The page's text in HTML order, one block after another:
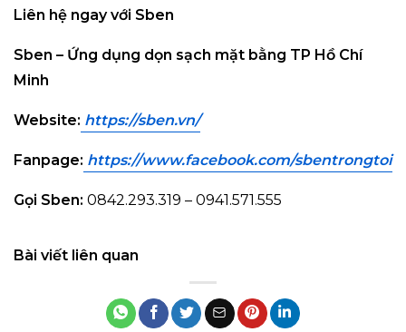
Liên hệ ngay với Sben
Sben – Ứng dụng dọn sạch mặt bằng TP Hồ Chí
Minh
Website: https://sben.vn/
Fanpage: https://www.facebook.com/sbentrongtoi
Gọi Sben: 0842.293.319 – 0941.571.555
Bài viết liên quan